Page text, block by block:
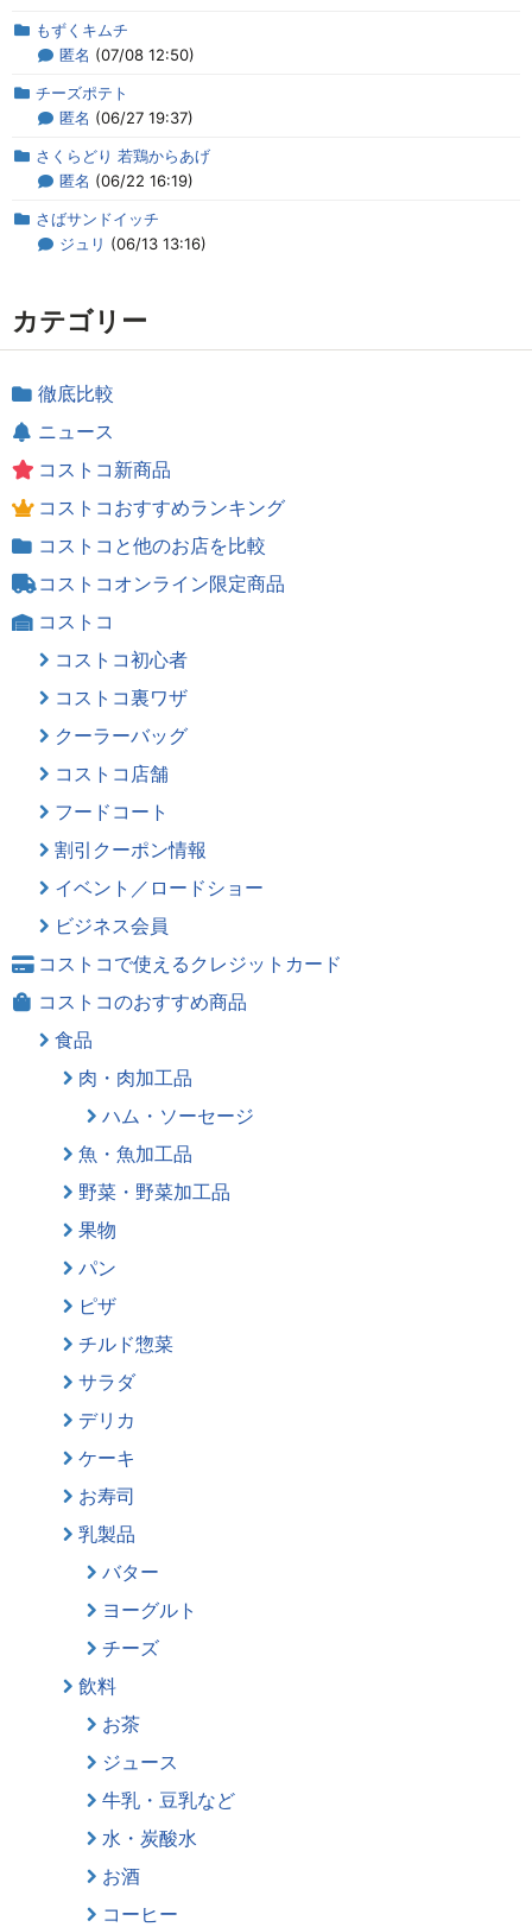
もずくキムチ
匿名 (07/08 12:50)
チーズポテト
匿名 (06/27 19:37)
さくらどり 若鶏からあげ
匿名 (06/22 16:19)
さばサンドイッチ
ジュリ (06/13 13:16)
カテゴリー
徹底比較
ニュース
コストコ新商品
コストコおすすめランキング
コストコと他のお店を比較
コストコオンライン限定商品
コストコ
コストコ初心者
コストコ裏ワザ
クーラーバッグ
コストコ店舗
フードコート
割引クーポン情報
イベント／ロードショー
ビジネス会員
コストコで使えるクレジットカード
コストコのおすすめ商品
食品
肉・肉加工品
ハム・ソーセージ
魚・魚加工品
野菜・野菜加工品
果物
パン
ピザ
チルド惣菜
サラダ
デリカ
ケーキ
お寿司
乳製品
バター
ヨーグルト
チーズ
飲料
お茶
ジュース
牛乳・豆乳など
水・炭酸水
お酒
コーヒー